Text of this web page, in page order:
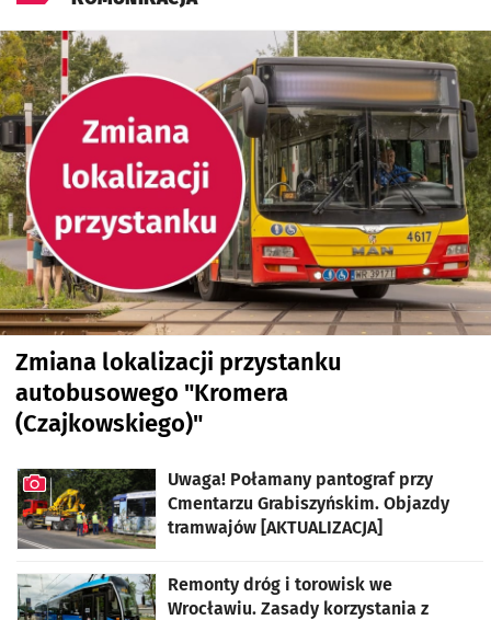
Zmiana lokalizacji przystanku
autobusowego "Kromera
(Czajkowskiego)"
Uwaga! Połamany pantograf przy
Cmentarzu Grabiszyńskim. Objazdy
tramwajów [AKTUALIZACJA]
Remonty dróg i torowisk we
Wrocławiu. Zasady korzystania z